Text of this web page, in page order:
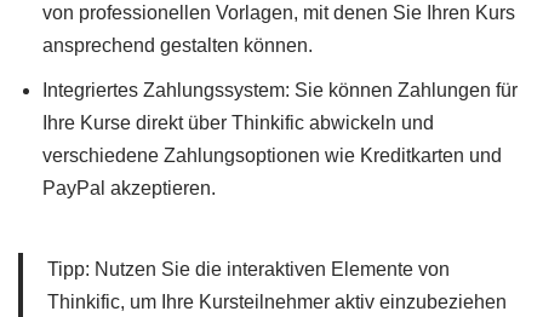
von professionellen Vorlagen, mit denen Sie Ihren Kurs
ansprechend gestalten können.
Integriertes Zahlungssystem: Sie können Zahlungen für
Ihre Kurse direkt über Thinkific abwickeln und
verschiedene Zahlungsoptionen wie Kreditkarten und
PayPal akzeptieren.
Tipp: Nutzen Sie die interaktiven Elemente von
Thinkific, um Ihre Kursteilnehmer aktiv einzubeziehen